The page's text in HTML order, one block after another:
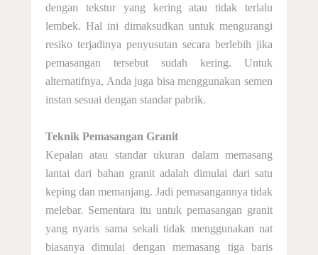
dengan tekstur yang kering atau tidak terlalu
lembek. Hal ini dimaksudkan untuk mengurangi
resiko terjadinya penyusutan secara berlebih jika
pemasangan tersebut sudah kering. Untuk
alternatifnya, Anda juga bisa menggunakan semen
instan sesuai dengan standar pabrik.
Teknik Pemasangan Granit
Kepalan atau standar ukuran dalam memasang
lantai dari bahan granit adalah dimulai dari satu
keping dan memanjang. Jadi pemasangannya tidak
melebar. Sementara itu untuk pemasangan granit
yang nyaris sama sekali tidak menggunakan nat
biasanya dimulai dengan memasang tiga baris